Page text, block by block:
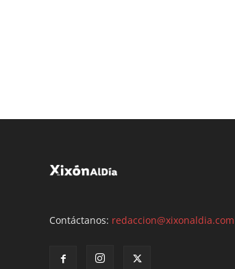
Contáctanos: redaccion@xixonaldia.com